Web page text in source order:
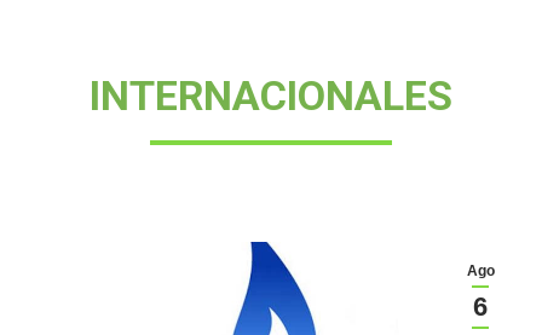
INTERNACIONALES
Ago
6